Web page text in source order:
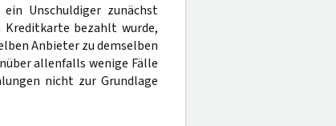
Unschuldiger zunächst
bezahlt wurde,
Anbieter zu demselben
allenfalls wenige Fälle
nicht zur Grundlage